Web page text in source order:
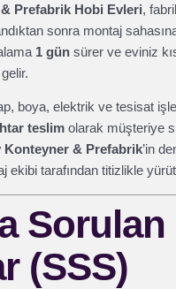
Prefabrik Hobi Evleri,
sonra montaj sahasına
1 gün sürer ve eviniz
boya, elektrik ve tesisat
teslim olarak müşteriye
Konteyner & Prefabrik’in
ekibi tarafından titizlikle
Sorulan
(SSS)